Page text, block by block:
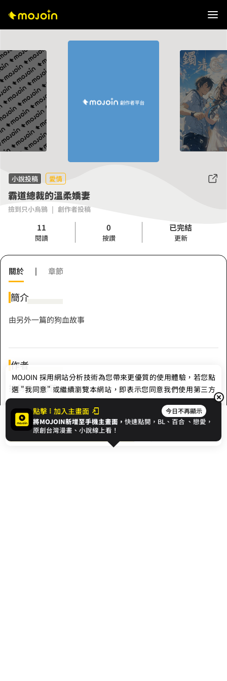
小說投稿 愛情
霸道總裁的溫柔嬌妻
撿到只小烏鴉 | 創作者投稿
11
閱讀
0
按讚
已完結
更新
開始閱讀
關於 | 章節
簡介
由另外一篇的狗血故事
作者
撿到只小烏鴉
Hashtag
#MOJOIN小說創作祭
點擊 加入主畫面 今日不再顯示
將MOJOIN新增至手機主畫面，快速點開，BL、百合 、戀愛，
原創台灣漫畫、小說線上看！
MOJOIN 採用網站分析技術為您帶來更優質的使用體驗，若您點
選 "我同意" 或繼續瀏覽本網站，即表示您同意我們使用第三方
Cookie，欲瞭解更多資訊請見隱私權政策。
我同意